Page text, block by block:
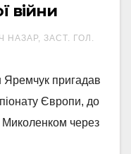
війни
НАЗАР, ЗАСТ. ГОЛ.
Яремчук пригадав
Європи, до
Миколенком через